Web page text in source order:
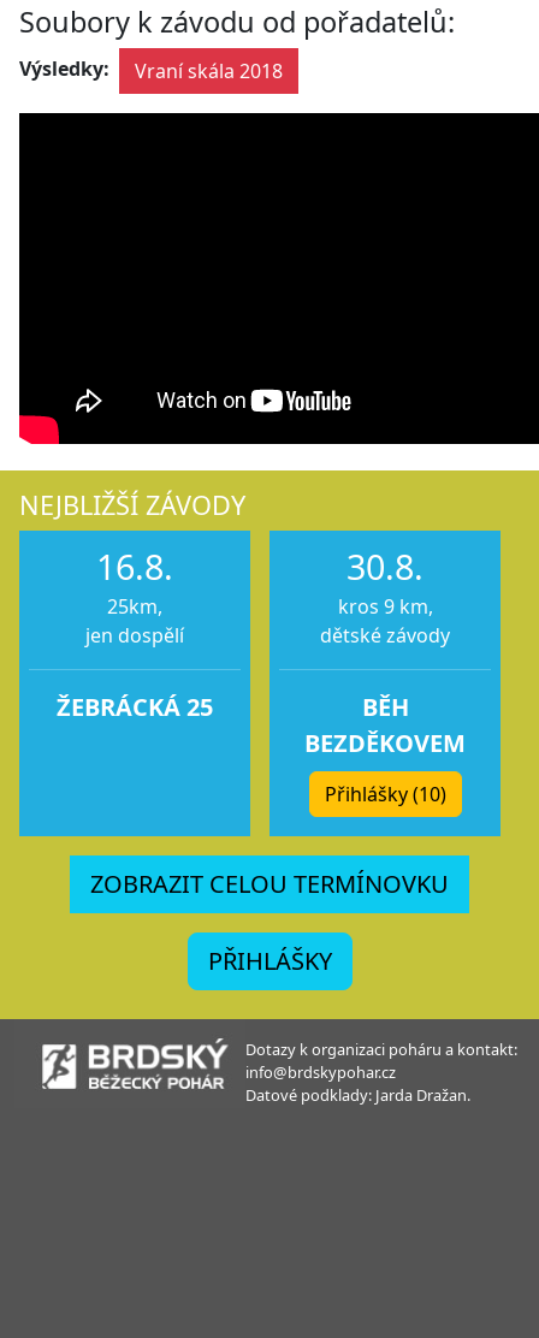
Soubory k závodu od pořadatelů:
Výsledky: Vraní skála 2018
NEJBLIŽŠÍ ZÁVODY
16.8.
25km,
jen dospělí
ŽEBRÁCKÁ 25
30.8.
kros 9 km,
dětské závody
BĚH
BEZDĚKOVEM
Přihlášky (10)
ZOBRAZIT CELOU TERMÍNOVKU
PŘIHLÁŠKY
Dotazy k organizaci poháru a kontakt:
info@brdskypohar.cz
Datové podklady: Jarda Dražan.